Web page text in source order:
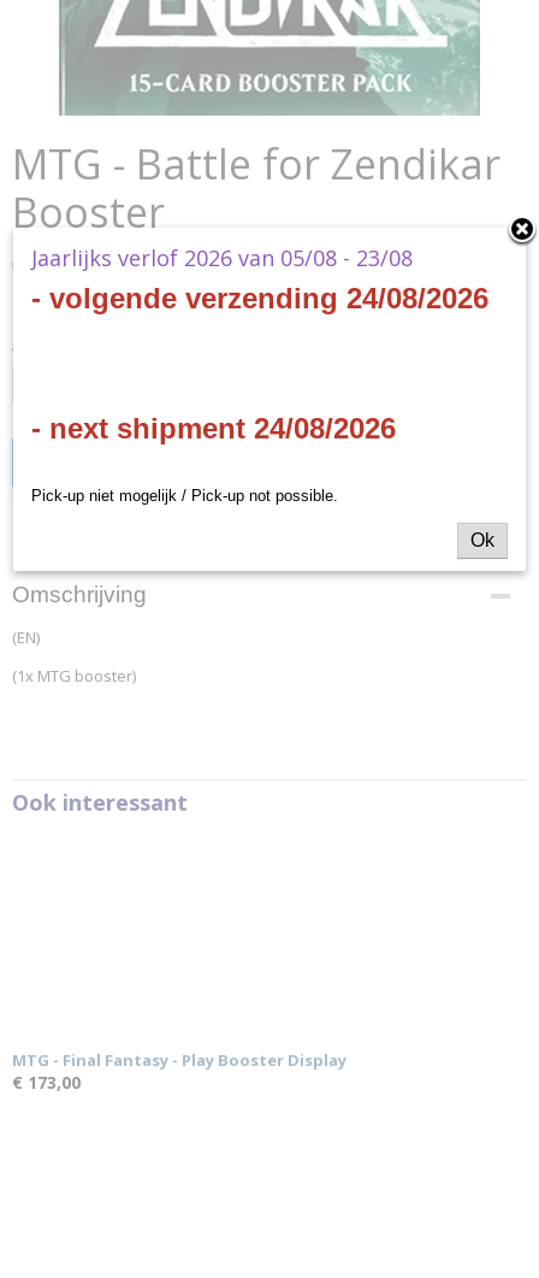
MTG - Battle for Zendikar
Booster
€ 3,40 (inclusief btw 21%)
Op voorraad
Aantal
Productcode
WOCB27130001
EAN code
Productcode leverancier
Omschrijving
(EN)
(1x MTG booster)
Ook interessant
MTG - Final Fantasy - Play Booster Display
€ 173,00
Jaarlijks verlof 2026 van 05/08 - 23/08
- volgende verzending 24/08/2026
- next shipment 24/08/2026
Pick-up niet mogelijk / Pick-up not possible.
Ok